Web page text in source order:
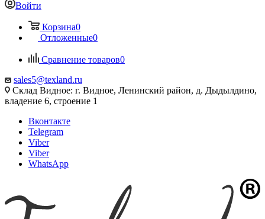
Войти
Корзина0
Отложенные0
Сравнение товаров0
sales5@texland.ru
Склад Видное: г. Видное, Ленинский район, д. Дыдылдино,
владение 6, строение 1
Вконтакте
Telegram
Viber
Viber
WhatsApp